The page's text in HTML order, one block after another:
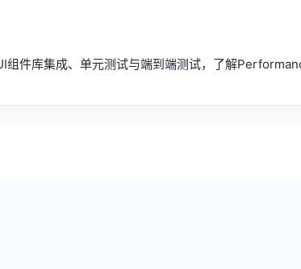
件库集成、单元测试与端到端测试，了解